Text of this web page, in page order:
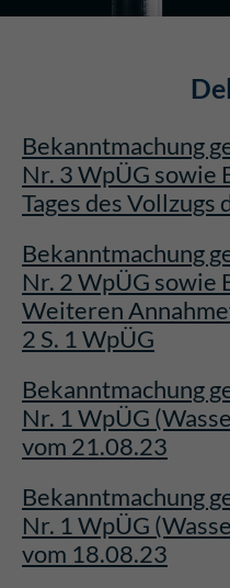
Bekanntmachung
Nr. 3 WpÜG sowie
Tages des Vollzugs
Bekanntmachung
Nr. 2 WpÜG sowie
Weiteren
2 S. 1 WpÜG
Bekanntmachung
Nr. 1 WpÜG
vom 21.08.23
Bekanntmachung
Nr. 1 WpÜG
vom 18.08.23